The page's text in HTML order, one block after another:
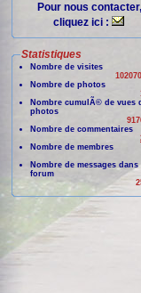
Pour nous contacter,
cliquez ici :
Statistiques
Nombre de visites
Nombre de photos
Nombre cumulÃ© de vues
photos
Nombre de commentaires
Nombre de membres
Nombre de messages dans
forum